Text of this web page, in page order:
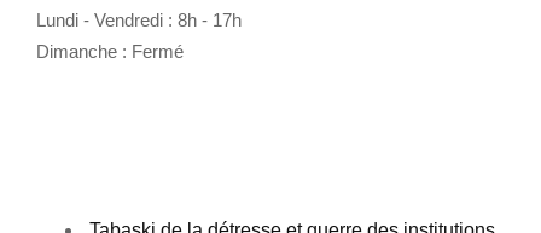
Lundi - Vendredi : 8h - 17h
Dimanche : Fermé